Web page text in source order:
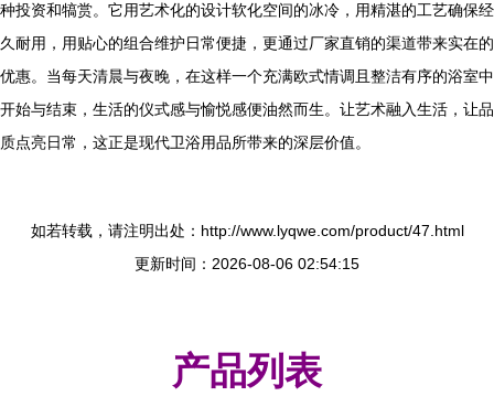
种投资和犒赏。它用艺术化的设计软化空间的冰冷，用精湛的工艺确保经
久耐用，用贴心的组合维护日常便捷，更通过厂家直销的渠道带来实在的
优惠。当每天清晨与夜晚，在这样一个充满欧式情调且整洁有序的浴室中
开始与结束，生活的仪式感与愉悦感便油然而生。让艺术融入生活，让品
质点亮日常，这正是现代卫浴用品所带来的深层价值。
如若转载，请注明出处：http://www.lyqwe.com/product/47.html
更新时间：2026-08-06 02:54:15
产品列表